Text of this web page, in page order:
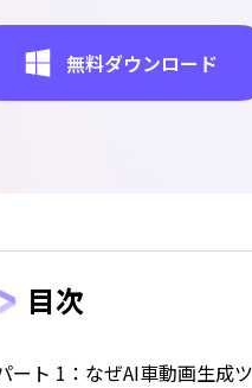
無料ダウンロード
目次
ート 1：なぜAI車動画生成